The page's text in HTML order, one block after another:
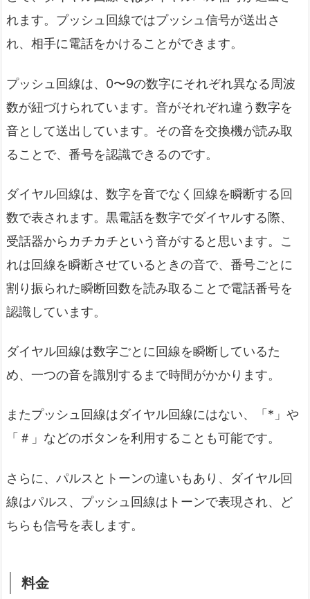
れます。プッシュ回線ではプッシュ信号が送出さ
れ、相手に電話をかけることができます。
プッシュ回線は、0〜9の数字にそれぞれ異なる周波
数が紐づけられています。音がそれぞれ違う数字を
音として送出しています。その音を交換機が読み取
ることで、番号を認識できるのです。
ダイヤル回線は、数字を音でなく回線を瞬断する回
数で表されます。黒電話を数字でダイヤルする際、
受話器からカチカチという音がすると思います。こ
れは回線を瞬断させているときの音で、番号ごとに
割り振られた瞬断回数を読み取ることで電話番号を
認識しています。
ダイヤル回線は数字ごとに回線を瞬断しているた
め、一つの音を識別するまで時間がかかります。
またプッシュ回線はダイヤル回線にはない、「*」や
「＃」などのボタンを利用することも可能です。
さらに、パルスとトーンの違いもあり、ダイヤル回
線はパルス、プッシュ回線はトーンで表現され、ど
ちらも信号を表します。
料金